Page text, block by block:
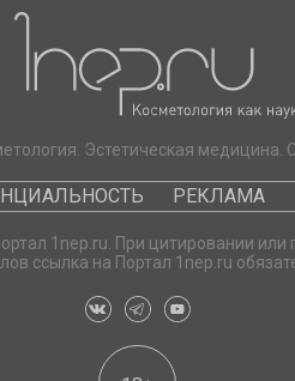
Эстетическая медицина.
РЕКЛАМА
1nep.ru. При цитировании или
ссылка на Портал 1nep.ru